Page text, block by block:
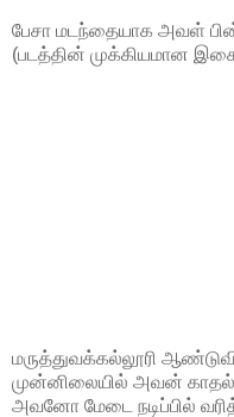
பேசா மடந்தையாக அவள்
(படத்தின் முக்கியமான
மருத்துவக்கல்லூரி
முன்னிலையில் அவன்
அவனோ மேடை நடிப்பில்